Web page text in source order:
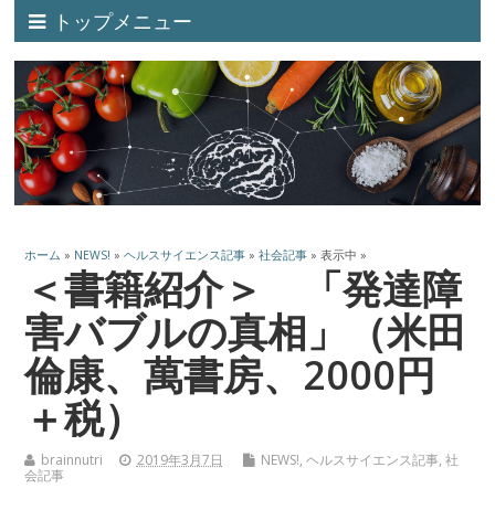
トップメニュー
ホーム » NEWS! » ヘルスサイエンス記事» 社会記事» 表示中 »
＜書籍紹介＞ 「発達障
害バブルの真相」（米田
倫康、萬書房、2000円
＋税）
brainnutri 2019年3月7日 NEWS!, ヘルスサイエンス記事, 社
会記事